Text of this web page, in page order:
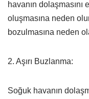
havanın
oluşmasına neden
bozulmasına neden
2. Aşırı Buzlanma:
Soğuk havanın